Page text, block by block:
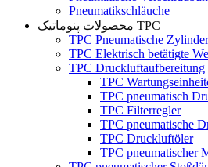
Pneumatikschläuche
محصولات پنوماتیک TPC
TPC Pneumatische Zylinder
TPC Elektrisch betätigte
TPC Druckluftaufbereitung
TPC
TPC pneumatisch
TPC Filterregler
TPC pneumatische
TPC Druckluftöler
TPC pneumatischer